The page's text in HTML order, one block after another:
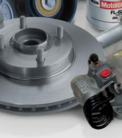
Jordan
Kuwait
Lebanon
Oman
Qatar
Saudi Arabia
United Arab Emirates
Yemen